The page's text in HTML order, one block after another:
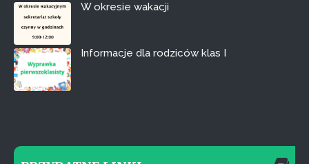
W okresie wakacji
Informacje dla rodziców klas I